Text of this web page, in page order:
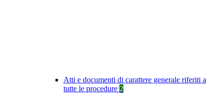
Atti e documenti di carattere generale riferiti a
tutte le procedure 2